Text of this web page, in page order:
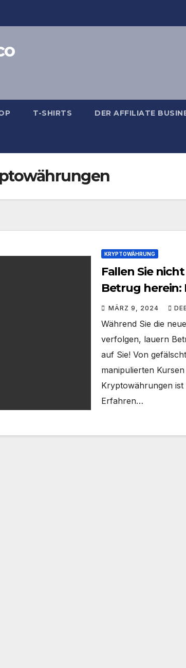
T-SHIRTS DER AFFILIATE
KRYPTOWÄHRUNG
Fallen Sie
Betrug herein:
Tricks der
MÄRZ 9, 2024
Während Sie die
verfolgen, lauern
auf Sie! Von
manipulierten
Kryptowährungen
Erfahren…